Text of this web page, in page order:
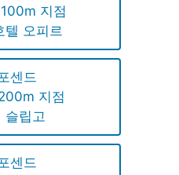
지점
텔 오피르
센드
지점
슬립고
센드